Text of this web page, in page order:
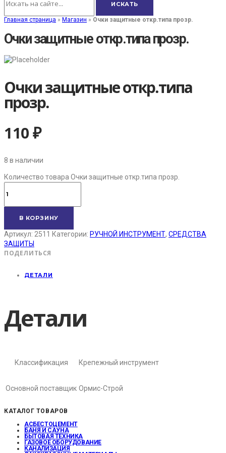
Главная страница » Магазин » Очки защитные откр.типа прозр.
Очки защитные откр.типа прозр.
Очки защитные откр.типа
прозр.
110₽
8 в наличии
Количество товара Очки защитные откр.типа прозр.
В КОРЗИНУ
Артикул: 2511 Категории: РУЧНОЙ ИНСТРУМЕНТ, СРЕДСТВА
ЗАЩИТЫ
ПОДЕЛИТЬСЯ
ДЕТАЛИ
Детали
Классификация Крепежный инструмент
Основной поставщик Ормис-Строй
КАТАЛОГ ТОВАРОВ
АСБЕСТОЦЕМЕНТ
БАНЯ И САУНА
БЫТОВАЯ ТЕХНИКА
ГАЗОВОЕ ОБОРУДОВАНИЕ
КАНАЛИЗАЦИЯ